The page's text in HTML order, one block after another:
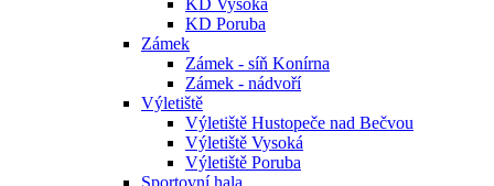
KD Vysoká
KD Poruba
Zámek
Zámek - síň Konírna
Zámek - nádvoří
Výletiště
Výletiště Hustopeče nad Bečvou
Výletiště Vysoká
Výletiště Poruba
Sportovní hala